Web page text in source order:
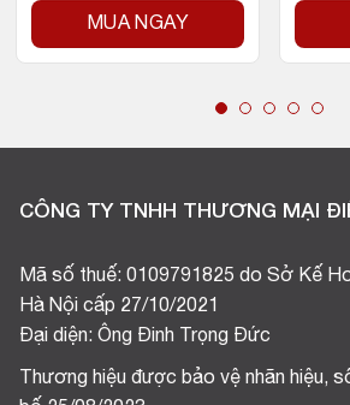
MUA NGAY
CÔNG TY TNHH THƯƠNG MẠI
Mã số thuế: 0109791825 do Sở Kế
Hà Nội cấp 27/10/2021
Đại diện: Ông Đinh Trọng Đức
Thương hiệu được bảo vệ nhãn hiệu,